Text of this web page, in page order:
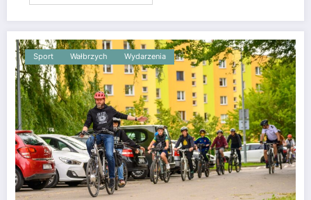
Sport Wałbrzych Wydarzenia